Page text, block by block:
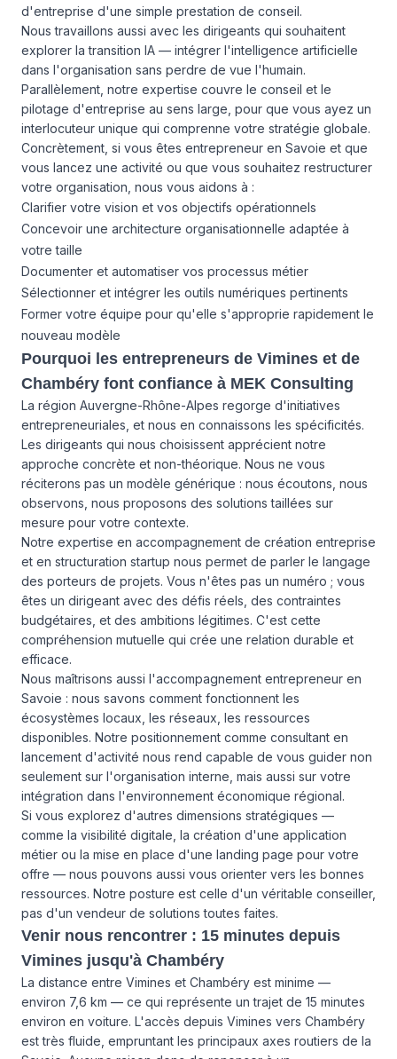
d'entreprise d'une simple prestation de conseil.
Nous travaillons aussi avec les dirigeants qui souhaitent
explorer la transition IA — intégrer l'intelligence artificielle
dans l'organisation sans perdre de vue l'humain.
Parallèlement, notre expertise couvre le conseil et le
pilotage d'entreprise au sens large, pour que vous ayez un
interlocuteur unique qui comprenne votre stratégie globale.
Concrètement, si vous êtes entrepreneur en Savoie et que
vous lancez une activité ou que vous souhaitez restructurer
votre organisation, nous vous aidons à :
Clarifier votre vision et vos objectifs opérationnels
Concevoir une architecture organisationnelle adaptée à
votre taille
Documenter et automatiser vos processus métier
Sélectionner et intégrer les outils numériques pertinents
Former votre équipe pour qu'elle s'approprie rapidement le
nouveau modèle
Pourquoi les entrepreneurs de Vimines et de
Chambéry font confiance à MEK Consulting
La région Auvergne-Rhône-Alpes regorge d'initiatives
entrepreneuriales, et nous en connaissons les spécificités.
Les dirigeants qui nous choisissent apprécient notre
approche concrète et non-théorique. Nous ne vous
réciterons pas un modèle générique : nous écoutons, nous
observons, nous proposons des solutions taillées sur
mesure pour votre contexte.
Notre expertise en accompagnement de création entreprise
et en structuration startup nous permet de parler le langage
des porteurs de projets. Vous n'êtes pas un numéro ; vous
êtes un dirigeant avec des défis réels, des contraintes
budgétaires, et des ambitions légitimes. C'est cette
compréhension mutuelle qui crée une relation durable et
efficace.
Nous maîtrisons aussi l'accompagnement entrepreneur en
Savoie : nous savons comment fonctionnent les
écosystèmes locaux, les réseaux, les ressources
disponibles. Notre positionnement comme consultant en
lancement d'activité nous rend capable de vous guider non
seulement sur l'organisation interne, mais aussi sur votre
intégration dans l'environnement économique régional.
Si vous explorez d'autres dimensions stratégiques —
comme la visibilité digitale, la création d'une application
métier ou la mise en place d'une landing page pour votre
offre — nous pouvons aussi vous orienter vers les bonnes
ressources. Notre posture est celle d'un véritable conseiller,
pas d'un vendeur de solutions toutes faites.
Venir nous rencontrer : 15 minutes depuis
Vimines jusqu'à Chambéry
La distance entre Vimines et Chambéry est minime —
environ 7,6 km — ce qui représente un trajet de 15 minutes
environ en voiture. L'accès depuis Vimines vers Chambéry
est très fluide, empruntant les principaux axes routiers de la